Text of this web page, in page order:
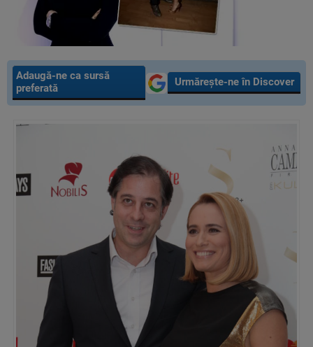
Adaugă-ne ca sursă
preferată
Urmărește-ne în Discover